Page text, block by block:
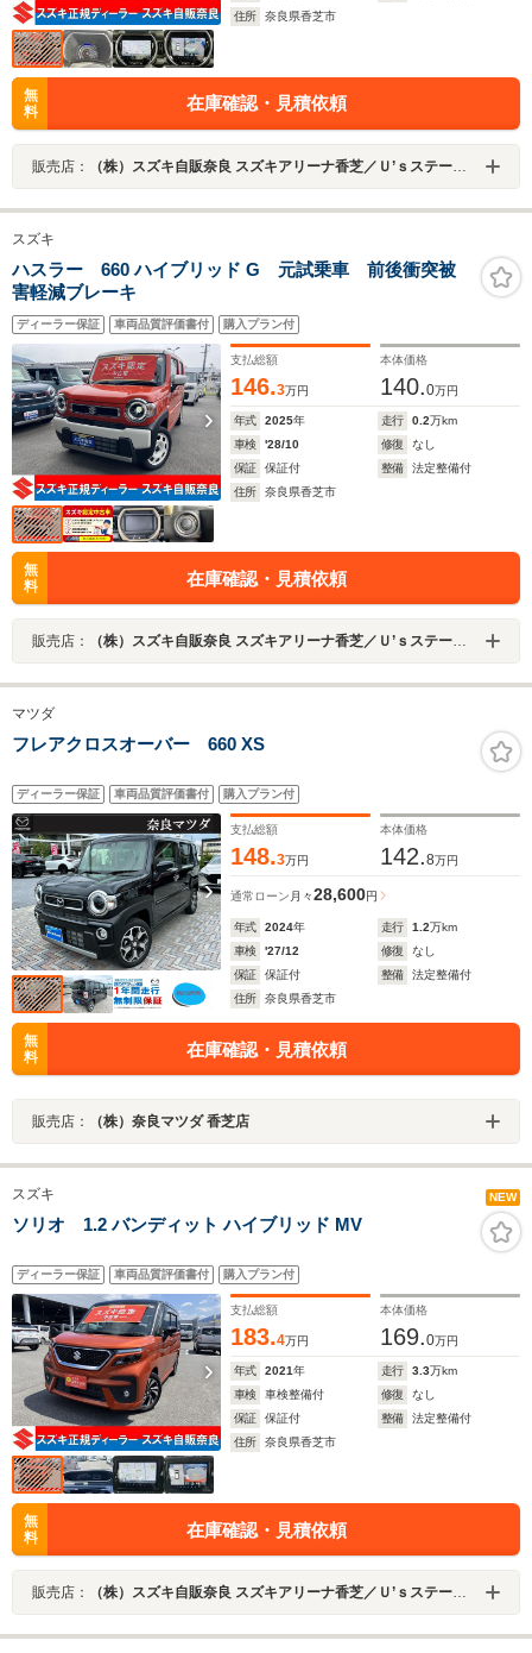
住所
奈良県香芝市
無
料
在庫確認・見積依頼
販売店： （株）スズキ自販奈良 スズキアリーナ香芝／Ｕ’ｓステーション香芝
スズキ
ハスラー 660 ハイブリッド G 元試乗車 前後衝突被
害軽減ブレーキ
ディーラー保証 車両品質評価書付 購入プラン付
支払総額
146.3万円
本体価格
140.0万円
年式 2025年 走行 0.2万km
車検
'28/10 修復
なし
保証
保証付 整備
法定整備付
住所
奈良県香芝市
無
料
在庫確認・見積依頼
販売店： （株）スズキ自販奈良 スズキアリーナ香芝／Ｕ’ｓステーション香芝
マツダ
フレアクロスオーバー 660 XS
ディーラー保証 車両品質評価書付 購入プラン付
支払総額
148.3万円
本体価格
142.8万円
通常ローン 月々28,600円
年式 2024年 走行 1.2万km
車検
'27/12 修復
なし
保証
保証付 整備
法定整備付
住所
奈良県香芝市
無
料
在庫確認・見積依頼
販売店： （株）奈良マツダ 香芝店
スズキ NEW
ソリオ 1.2 バンディット ハイブリッド MV
ディーラー保証 車両品質評価書付 購入プラン付
支払総額
183.4万円
本体価格
169.0万円
年式 2021年 走行 3.3万km
車検
車検整備付 修復
なし
保証
保証付 整備
法定整備付
住所
奈良県香芝市
無
料
在庫確認・見積依頼
販売店： （株）スズキ自販奈良 スズキアリーナ香芝／Ｕ’ｓステーション香芝